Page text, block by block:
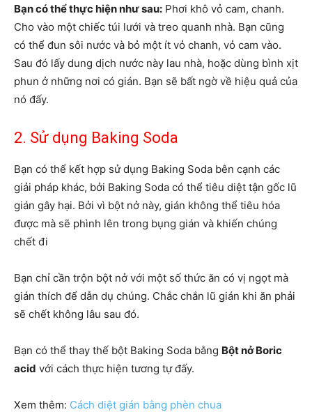
Bạn có thể thực hiện như sau: Phơi khô vỏ cam, chanh.
Cho vào một chiếc túi lưới và treo quanh nhà. Bạn cũng
có thể đun sôi nước và bỏ một ít vỏ chanh, vỏ cam vào.
Sau đó lấy dung dịch nước này lau nhà, hoặc dùng bình xịt
phun ở những nơi có gián. Bạn sẽ bất ngờ về hiệu quả của
nó đấy.
2. Sử dụng Baking Soda
Bạn có thể kết hợp sử dụng Baking Soda bên cạnh các
giải pháp khác, bởi Baking Soda có thể tiêu diệt tận gốc lũ
gián gây hại. Bởi vì bột nở này, gián không thể tiêu hóa
được mà sẽ phình lên trong bụng gián và khiến chúng
chết đi
Bạn chỉ cần trộn bột nở với một số thức ăn có vị ngọt mà
gián thích để dẫn dụ chúng. Chắc chắn lũ gián khi ăn phải
sẽ chết không lâu sau đó.
Bạn có thể thay thế bột Baking Soda bằng Bột nở Boric
acid với cách thực hiện tương tự đấy.
Xem thêm: Cách diệt gián bằng phèn chua